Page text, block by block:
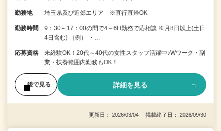
勤務地 埼玉県及び近郊エリア ※直行直帰OK
勤務時間
9：30～17：00の間で4～6H勤務で応相談 ※月8日以上(土日
4日含む) （例） ・…
応募資格
未経験OK！20代～40代の女性スタッフ活躍中♪Wワーク・副
業・扶養範囲内勤務もOK！
後で見る 詳細を見る
更新日： 2026/03/04 掲載終了日： 2026/09/30